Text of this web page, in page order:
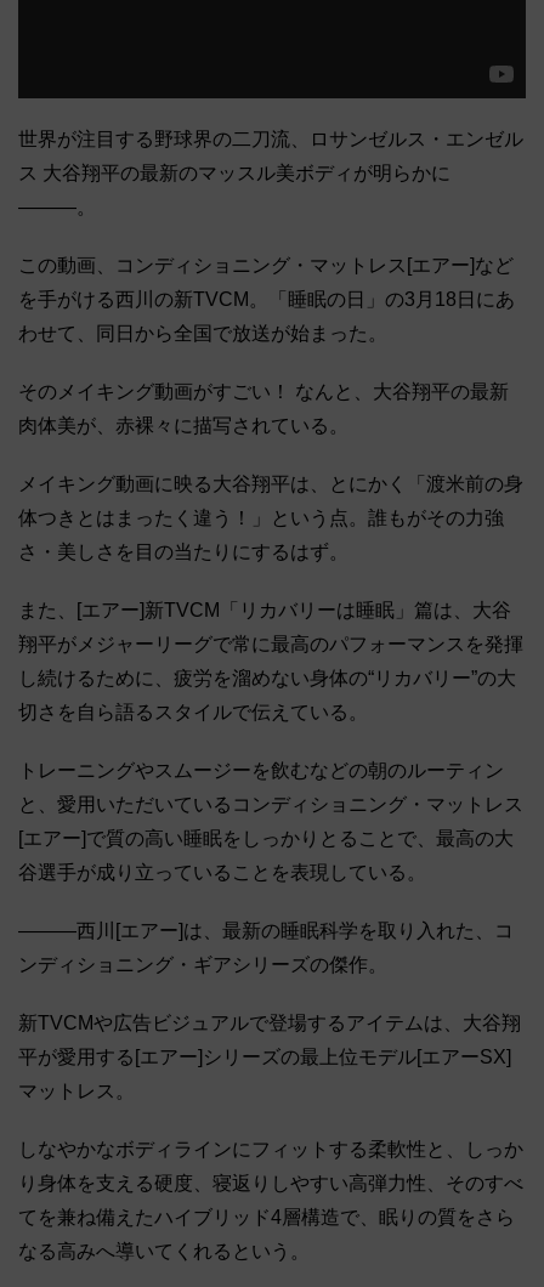
世界が注目する野球界の二刀流、ロサンゼルス・エンゼル
ス 大谷翔平の最新のマッスル美ボディが明らかに
―――。
この動画、コンディショニング・マットレス[エアー]など
を手がける西川の新TVCM。「睡眠の日」の3月18日にあ
わせて、同日から全国で放送が始まった。
そのメイキング動画がすごい！ なんと、大谷翔平の最新
肉体美が、赤裸々に描写されている。
メイキング動画に映る大谷翔平は、とにかく「渡米前の身
体つきとはまったく違う！」という点。誰もがその力強
さ・美しさを目の当たりにするはず。
また、[エアー]新TVCM「リカバリーは睡眠」篇は、大谷
翔平がメジャーリーグで常に最高のパフォーマンスを発揮
し続けるために、疲労を溜めない身体の“リカバリー”の大
切さを自ら語るスタイルで伝えている。
トレーニングやスムージーを飲むなどの朝のルーティン
と、愛用いただいているコンディショニング・マットレス
[エアー]で質の高い睡眠をしっかりとることで、最高の大
谷選手が成り立っていることを表現している。
―――西川[エアー]は、最新の睡眠科学を取り入れた、コ
ンディショニング・ギアシリーズの傑作。
新TVCMや広告ビジュアルで登場するアイテムは、大谷翔
平が愛用する[エアー]シリーズの最上位モデル[エアーSX]
マットレス。
しなやかなボディラインにフィットする柔軟性と、しっか
り身体を支える硬度、寝返りしやすい高弾力性、そのすべ
てを兼ね備えたハイブリッド4層構造で、眠りの質をさら
なる高みへ導いてくれるという。